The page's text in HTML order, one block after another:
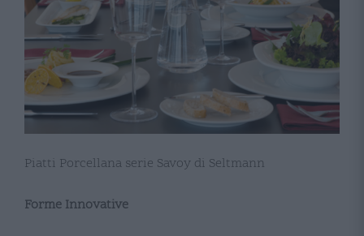
Piatti Porcellana serie Savoy di Seltmann
Forme Innovative